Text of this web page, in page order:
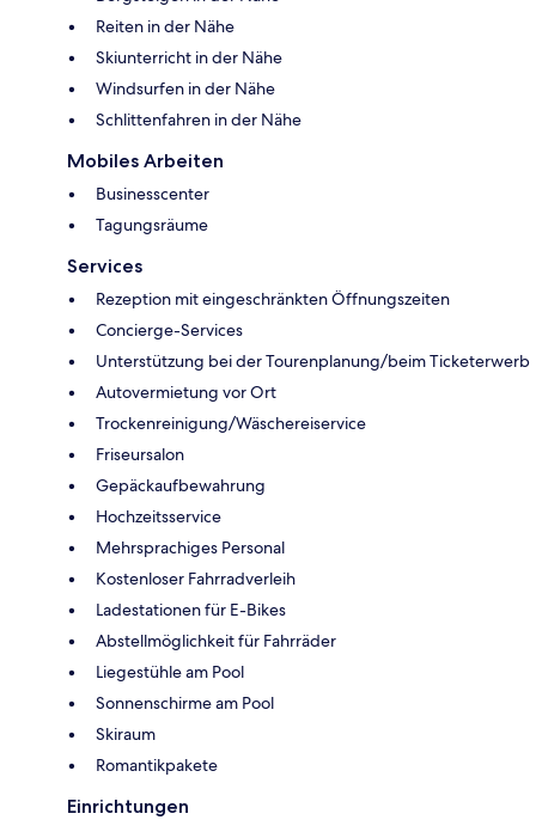
Reiten in der Nähe
Skiunterricht in der Nähe
Windsurfen in der Nähe
Schlittenfahren in der Nähe
Mobiles Arbeiten
Businesscenter
Tagungsräume
Services
Rezeption mit eingeschränkten Öffnungszeiten
Concierge-Services
Unterstützung bei der Tourenplanung/beim Ticketerwerb
Autovermietung vor Ort
Trockenreinigung/Wäschereiservice
Friseursalon
Gepäckaufbewahrung
Hochzeitsservice
Mehrsprachiges Personal
Kostenloser Fahrradverleih
Ladestationen für E-Bikes
Abstellmöglichkeit für Fahrräder
Liegestühle am Pool
Sonnenschirme am Pool
Skiraum
Romantikpakete
Einrichtungen